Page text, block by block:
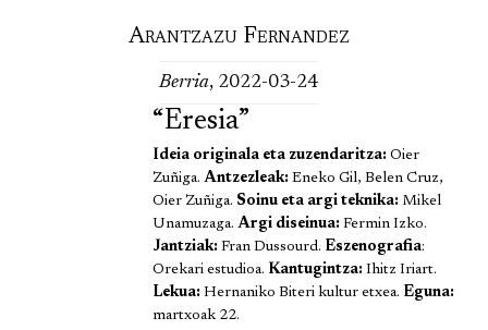
Arantzazu Fernandez
Berria, 2022-03-24
“Eresia”
Ideia originala eta zuzendaritza: Oier
Zuñiga. Antzezleak: Eneko Gil, Belen Cruz,
Oier Zuñiga. Soinu eta argi teknika: Mikel
Unamuzaga. Argi diseinua: Fermin Izko.
Jantziak: Fran Dussourd. Eszenografia:
Orekari estudioa. Kantugintza: Ihitz Iriart.
Lekua: Hernaniko Biteri kultur etxea. Eguna:
martxoak 22.